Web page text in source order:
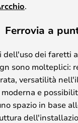
.
Ferrovia a
dell'uso dei faretti
sono molteplici:
versatilità
e
spazio in base